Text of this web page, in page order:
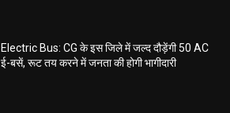
Electric Bus: CG के इस जिले में जल्द दौड़ेंगी 50 AC
ई-बसें, रूट तय करने में जनता की होगी भागीदारी